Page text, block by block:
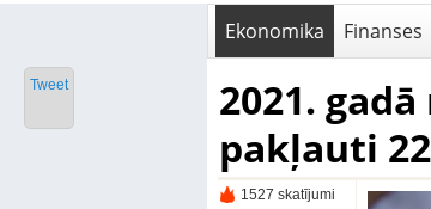
Ekonomika Finanses
2021.
pakļauti
1527 skatījumi
Tweet